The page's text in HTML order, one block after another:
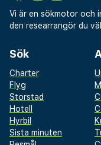
Vi är en sökmotor och
den researrangör du
Sök
Charter
Flyg
Storstad
Hotell
Hyrbil
Sista minuten